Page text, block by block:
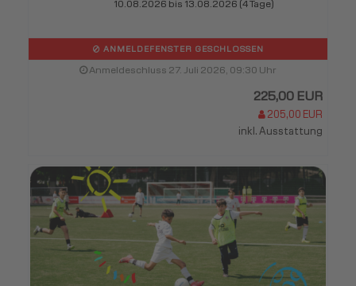
10.08.2026 bis 13.08.2026 (4 Tage)
ANMELDEFENSTER GESCHLOSSEN
Anmeldeschluss 27. Juli 2026, 09:30 Uhr
225,00 EUR
205,00 EUR
inkl. Ausstattung